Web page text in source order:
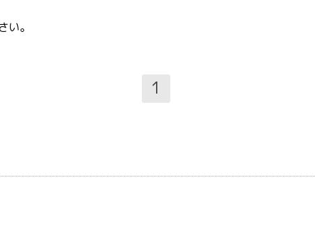
。
1